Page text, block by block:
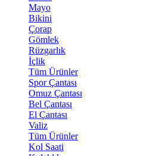
Mayo
Bikini
Çorap
Gömlek
Rüzgarlık
İçlik
Tüm Ürünler
Spor Çantası
Omuz Çantası
Bel Çantası
El Çantası
Valiz
Tüm Ürünler
Kol Saati